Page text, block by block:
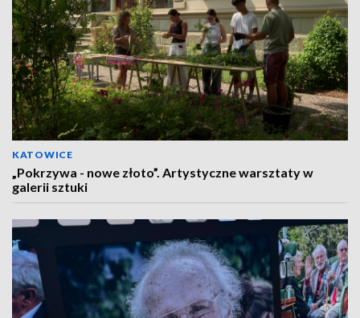
KATOWICE
„Pokrzywa - nowe złoto”. Artystyczne warsztaty w
galerii sztuki